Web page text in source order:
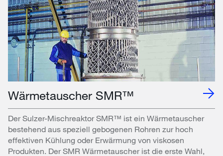
Wärmetauscher SMR™
Der Sulzer-Mischreaktor SMR™ ist ein Wärmetauscher
bestehend aus speziell gebogenen Rohren zur hoch
effektiven Kühlung oder Erwärmung von viskosen
Produkten. Der SMR Wärmetauscher ist die erste Wahl,